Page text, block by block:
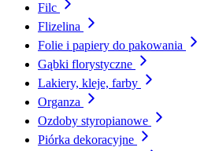
Filc
Flizelina
Folie i papiery do pakowania
Gąbki florystyczne
Lakiery, kleje, farby
Organza
Ozdoby styropianowe
Piórka dekoracyjne